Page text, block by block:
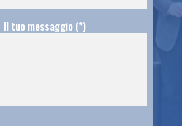
Il tuo messaggio (*)